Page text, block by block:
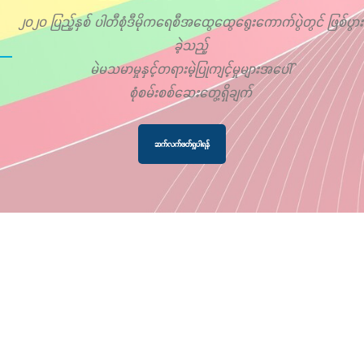
၂၀၂၀ ပြည့်နှစ် ပါတီစုံဒီမိုကရေစီအထွေထွေရွေးကောက်ပွဲတွင် ဖြစ်ပွား
ခဲ့သည့်
မဲမသမာမှုနှင့်တရားမဲ့ပြုကျင့်မှုများအပေါ်
စုံစမ်းစစ်ဆေးတွေ့ရှိချက်
ဆက်လက်ဖတ်ရှုပါရန်